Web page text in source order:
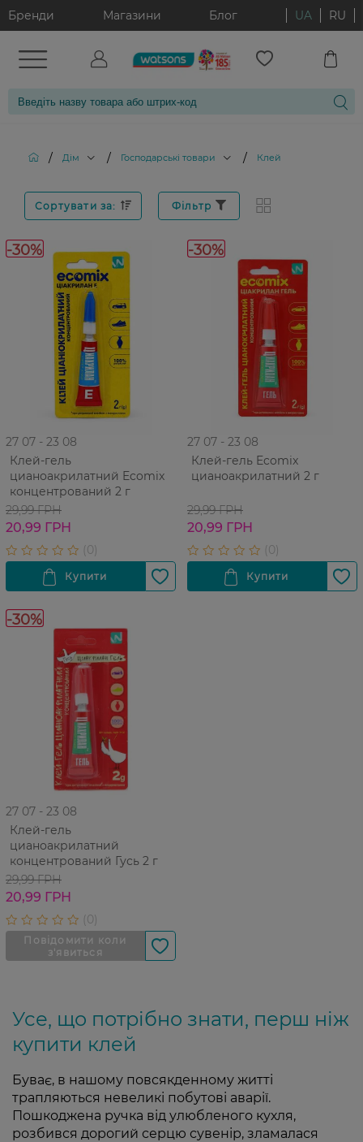
Бренди Магазини Блог UA RU
/ Дім / Господарські товари / Клей
Сортувати за: Фільтр
-30%
27 07 - 23 08
Клей-гель
цианоакрилатний Ecomix
концентрований 2 г
29,99 ГРН
20,99 ГРН
-30%
27 07 - 23 08
Клей-гель Ecomix
цианоакрилатний 2 г
29,99 ГРН
20,99 ГРН
-30%
27 07 - 23 08
Клей-гель
цианоакрилатний
концентрований Гусь 2 г
29,99 ГРН
20,99 ГРН
Усе, що потрібно знати, перш ніж
купити клей
Буває, в нашому повсякденному житті
трапляються невеликі побутові аварії.
Пошкоджена ручка від улюбленого кухля,
розбився дорогий серцю сувенір, зламалася